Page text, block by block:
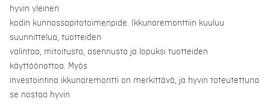
hyvin yleinen
kodin kunnossapitotoimenpide. Ikkunaremonttiin kuuluu
suunnittelua, tuotteiden
valintaa, mitoitusta, asennusta ja lopuksi tuotteiden
käyttöönottoa. Myös
investointina ikkunaremontti on merkittävä, ja hyvin toteutettuna
se nostaa hyvin